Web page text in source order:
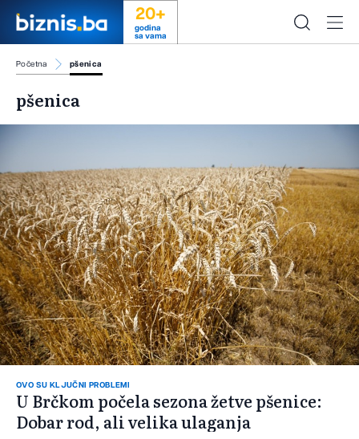
20+
godina
sa vama
Početna pšenica
pšenica
OVO SU KLJUČNI PROBLEMI
U Brčkom počela sezona žetve pšenice:
Dobar rod, ali velika ulaganja